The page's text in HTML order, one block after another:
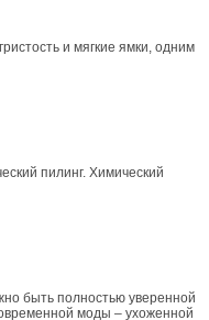
и мягкие ямки, одним
пилинг. Химический
быть полностью уверенной
моды – ухоженной